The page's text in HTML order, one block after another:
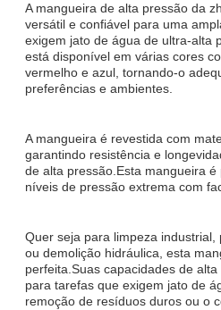
A mangueira de alta pressão da
versátil e confiável para uma
exigem jato de água de ultra-alta
está disponível em várias cores
vermelho e azul, tornando-o
preferências e ambientes.
A mangueira é revestida com
garantindo resistência e
de alta pressão.Esta mangueira
níveis de pressão extrema com
Quer seja para limpeza
ou demolição hidráulica, esta
perfeita.Suas capacidades de
para tarefas que exigem jato de
remoção de resíduos duros ou o